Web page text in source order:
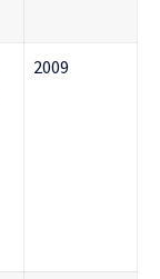
2009